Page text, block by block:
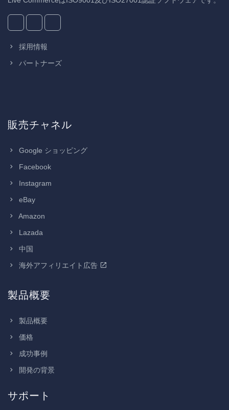
採用情報
パートナーズ
販売チャネル
Google ショッピング
Facebook
Instagram
eBay
Amazon
Lazada
中国
海外アフィリエイト広告
製品概要
製品概要
価格
成功事例
開発の背景
サポート